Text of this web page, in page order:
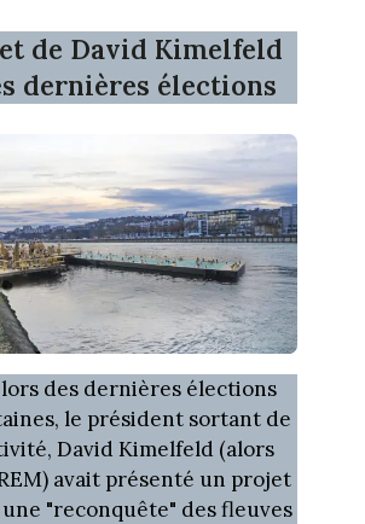
de David Kimelfeld
dernières élections
lors des dernières élections
le président sortant de
David Kimelfeld (alors
avait présenté un projet
"reconquête" des fleuves